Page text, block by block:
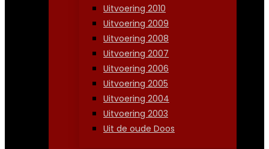
Uitvoering 2010
Uitvoering 2009
Uitvoering 2008
Uitvoering 2007
Uitvoering 2006
Uitvoering 2005
Uitvoering 2004
Uitvoering 2003
Uit de oude Doos